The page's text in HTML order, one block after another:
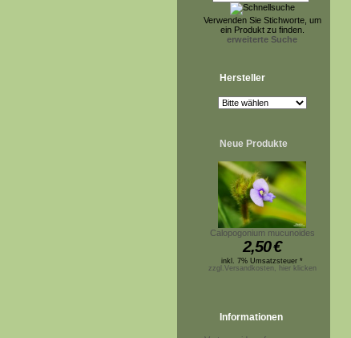
Verwenden Sie Stichworte, um
ein Produkt zu finden.
erweiterte Suche
Hersteller
Neue Produkte
Calopogonium mucunoides
2,50€
inkl. 7% Umsatzsteuer *
zzgl.Versandkosten, hier klicken
Informationen